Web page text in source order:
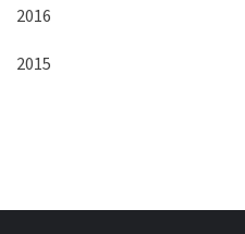
2016
2015